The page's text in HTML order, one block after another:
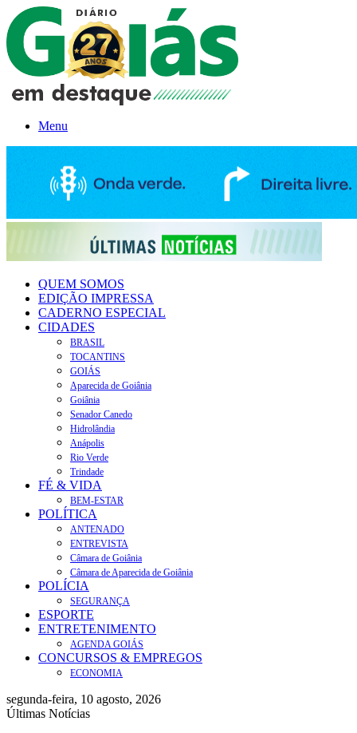
Menu
QUEM SOMOS
EDIÇÃO IMPRESSA
CADERNO ESPECIAL
CIDADES
BRASIL
TOCANTINS
GOIÁS
Aparecida de Goiânia
Goiânia
Senador Canedo
Hidrolândia
Anápolis
Rio Verde
Trindade
FÉ & VIDA
BEM-ESTAR
POLÍTICA
ANTENADO
ENTREVISTA
Câmara de Goiânia
Câmara de Aparecida de Goiânia
POLÍCIA
SEGURANÇA
ESPORTE
ENTRETENIMENTO
AGENDA GOIÁS
CONCURSOS & EMPREGOS
ECONOMIA
segunda-feira, 10 agosto, 2026
Últimas Notícias